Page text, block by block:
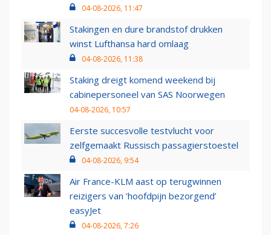
04-08-2026, 11:47
Stakingen en dure brandstof drukken
winst Lufthansa hard omlaag
04-08-2026, 11:38
Staking dreigt komend weekend bij
cabinepersoneel van SAS Noorwegen
04-08-2026, 10:57
Eerste succesvolle testvlucht voor
zelfgemaakt Russisch passagierstoestel
04-08-2026, 9:54
Air France-KLM aast op terugwinnen
reizigers van ‘hoofdpijn bezorgend’
easyJet
04-08-2026, 7:26